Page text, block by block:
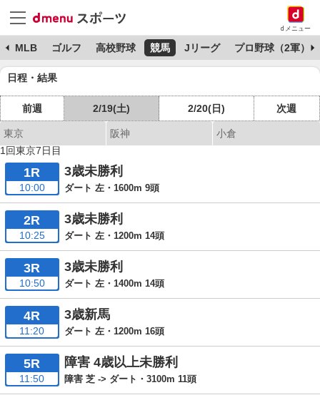
dメニュー
MLB ゴルフ 高校野球 競馬 Jリーグ プロ野球（2軍）
日程・結果
前週 2/19(土) 2/20(日) 次週
東京 阪神
小倉
1回東京7日目
1R
10:00
3歳未勝利
ダート 左・1600m 9頭
2R
10:25
3歳未勝利
ダート 左・1200m 14頭
3R
10:50
3歳未勝利
ダート 左・1400m 14頭
4R
11:20
3歳新馬
ダート 左・1200m 16頭
5R
11:50
障害 4歳以上未勝利
障害 芝 -> ダート・3100m 11頭